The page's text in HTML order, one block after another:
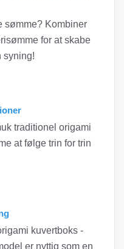
sømme? Kombiner
for at skabe
syning!
traditionel origami
at følge trin for trin
kuvertboks -
er nyttig som en